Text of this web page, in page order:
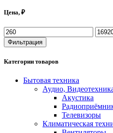
Цена, ₽
Фильтрация
Категории товаров
Бытовая техника
Аудио,
Акустика
Телевизоры
Климатическая